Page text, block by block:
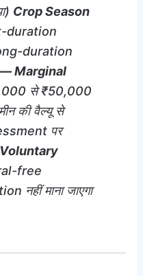
Crop Season
duration
duration
— Marginal
से ₹50,000
की वैल्यू से
पर
free
नहीं माना जाएगा